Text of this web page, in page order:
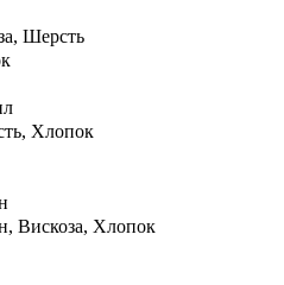
Шерсть
Хлопок
Вискоза, Хлопок